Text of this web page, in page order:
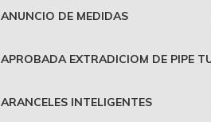
ANUNCIO DE MEDIDAS
APROBADA EXTRADICIOM DE PIPE
ARANCELES INTELIGENTES